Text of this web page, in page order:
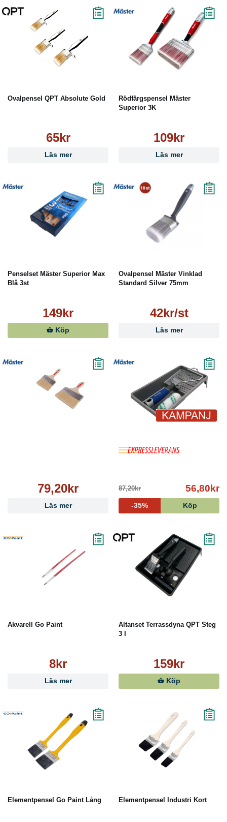
Ovalpensel QPT Absolute Gold
65kr
Läs mer
Rödfärgspensel Mäster
Superior 3K
109kr
Läs mer
Penselset Mäster Superior Max
Blå 3st
149kr
Köp
Ovalpensel Mäster Vinklad
Standard Silver 75mm
42kr/st
Läs mer
79,20kr
Läs mer
87,20kr 56,80kr
-35% Köp
Akvarell Go Paint
8kr
Läs mer
Altanset Terrassdyna QPT Steg
3 I
159kr
Köp
Elementpensel Go Paint Lång Elementpensel Industri Kort